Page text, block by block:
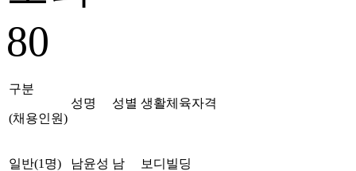
80
구분
(채용인원)
성명 성별 생활체육자격
일반(1 명) 남윤성 남 보디빌딩